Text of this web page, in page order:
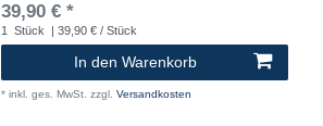
39,90 € *
1 Stück | 39,90 € / Stück
In den Warenkorb
* inkl. ges. MwSt. zzgl. Versandkosten